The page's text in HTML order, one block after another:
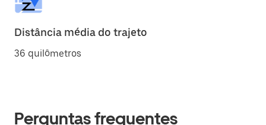
Distância média do trajeto
36 quilômetros
Perguntas frequentes